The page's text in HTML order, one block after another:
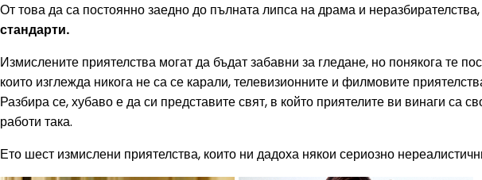
От това да са постоянно заедно до пълната липса на драма и неразбирателства,
стандарти.
Измислените приятелства могат да бъдат забавни за гледане, но понякога те
които изглежда никога не са се карали, телевизионните и филмовите
Разбира се, хубаво е да си представите свят, в който приятелите ви винаги са
работи така.
Ето шест измислени приятелства, които ни дадоха някои сериозно